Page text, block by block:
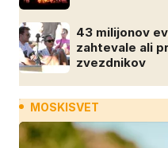
43 milijonov
zahtevale ali
zvezdnikov
MOSKISVET